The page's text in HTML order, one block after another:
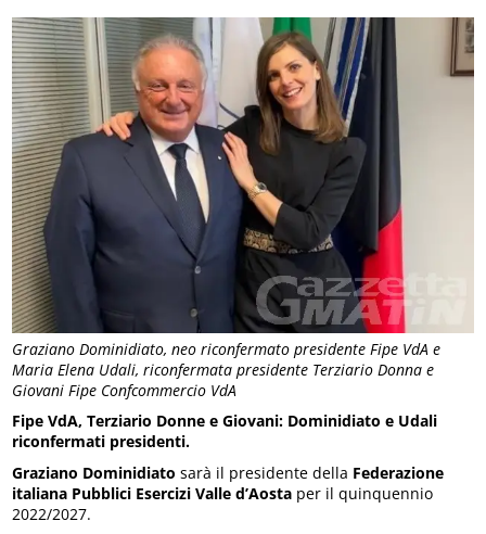
Graziano Dominidiato, neo riconfermato presidente Fipe VdA e
Maria Elena Udali, riconfermata presidente Terziario Donna e
Giovani Fipe Confcommercio VdA
Fipe VdA, Terziario Donne e Giovani: Dominidiato e Udali
riconfermati presidenti.
Graziano Dominidiatosarà il presidente della Federazione
italiana Pubblici Esercizi Valle d’Aosta per il quinquennio
2022/2027.